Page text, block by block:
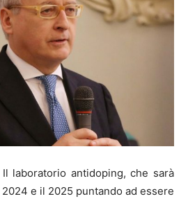
Il laboratorio antidoping, che sarà
e il 2025 puntando ad essere